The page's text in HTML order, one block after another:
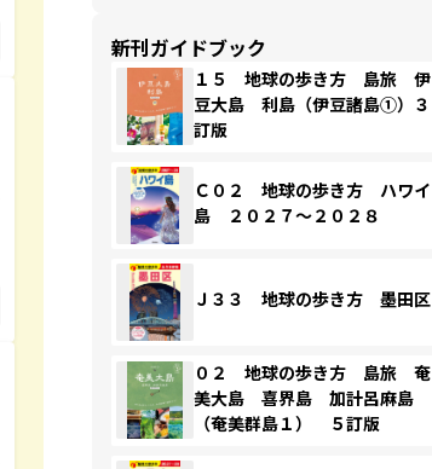
新刊ガイドブック
１５ 地球の歩き方 島旅 伊
豆大島 利島（伊豆諸島①）３
訂版
Ｃ０２ 地球の歩き方 ハワイ
島 ２０２７～２０２８
Ｊ３３ 地球の歩き方 墨田区
０２ 地球の歩き方 島旅 奄
美大島 喜界島 加計呂麻島
（奄美群島１） ５訂版